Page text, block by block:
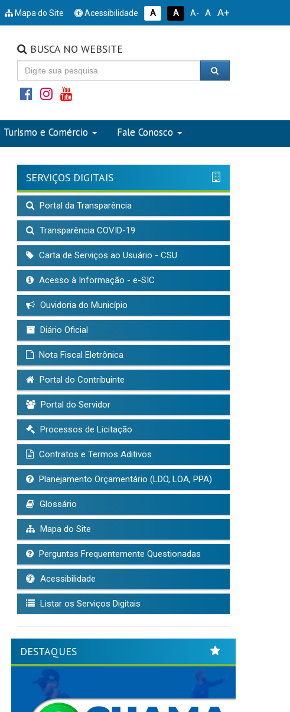
Mapa do Site Acessibilidade A A A- A A+
BUSCA NO WEBSITE
Turismo e Comércio Fale Conosco
SERVIÇOS DIGITAIS
Portal da Transparência
Transparência COVID-19
Carta de Serviços ao Usuário - CSU
Acesso à Informação - e-SIC
Ouvidoria do Município
Diário Oficial
Nota Fiscal Eletrônica
Portal do Contribuinte
Portal do Servidor
Processos de Licitação
Contratos e Termos Aditivos
Planejamento Orçamentário (LDO, LOA, PPA)
Glossário
Mapa do Site
Perguntas Frequentemente Questionadas
Acessibilidade
Listar os Serviços Digitais
DESTAQUES